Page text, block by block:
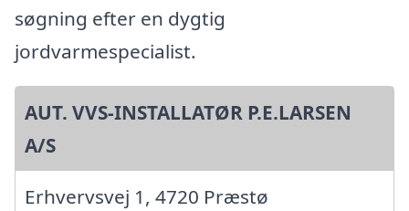
søgning efter en dygtig
jordvarmespecialist.
AUT. VVS-INSTALLATØR P.E.LARSEN
A/S
Erhvervsvej 1, 4720 Præstø